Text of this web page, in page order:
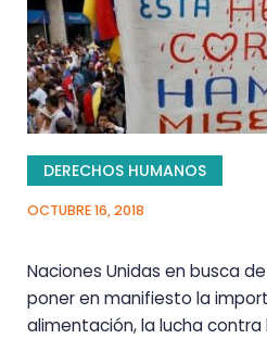
DERECHOS HUMANOS
OCTUBRE 16, 2018
Naciones Unidas en busca
poner en manifiesto la
alimentación, la lucha contra